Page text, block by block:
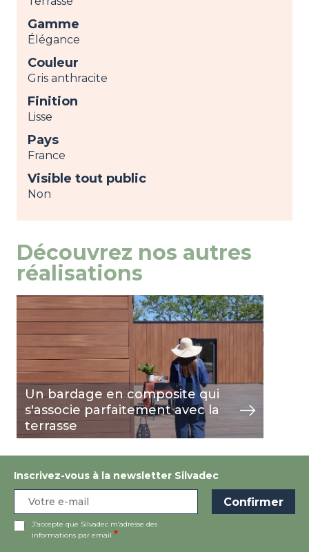
Gamme
Élégance
Couleur
Gris anthracite
Finition
Lisse
Pays
France
Visible tout public
Non
Découvrez nos autres
réalisations
Un bardage en composite qui
s'associe parfaitement avec la
terrasse
Image
view
Inscrivez-vous à la newsletter Silvadec
J’accepte que Silvadec m’adresse des
informations par email